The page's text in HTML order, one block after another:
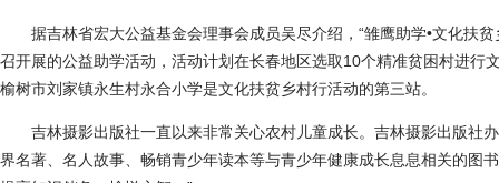
据吉林省宏大公益基金会理事会成员吴尽介绍，“雏鹰助学•文化扶贫
召开展的公益助学活动，活动计划在长春地区选取10个精准贫困村进行
榆树市刘家镇永生村永合小学是文化扶贫乡村行活动的第三站。
吉林摄影出版社一直以来非常关心农村儿童成长。吉林摄影出版社
界名著、名人故事、畅销青少年读本等与青少年健康成长息息相关的图